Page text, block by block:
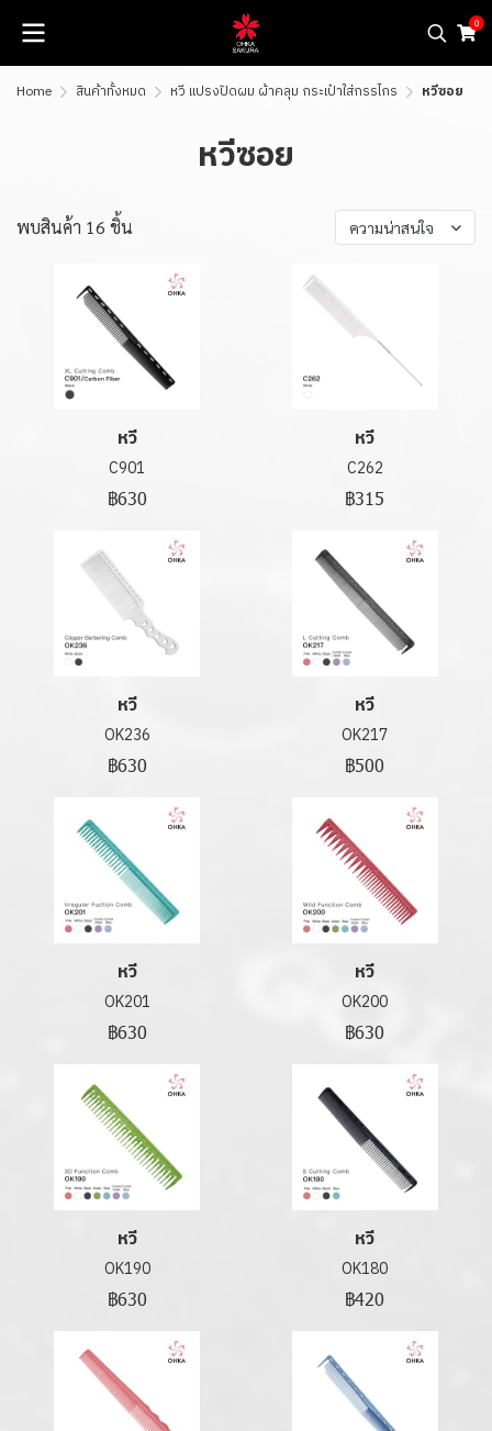
0
Home สินค้าทั้งหมด หวี แปรงปัดผม ผ้าคลุม กระเป๋าใส่กรรไกร หวีซอย
หวีซอย
พบสินค้า 16 ชิ้น ความน่าสนใจ
หวี
C901
฿630
หวี
C262
฿315
หวี
OK236
฿630
หวี
OK217
฿500
หวี
OK201
฿630
หวี
OK200
฿630
หวี
OK190
฿630
หวี
OK180
฿420